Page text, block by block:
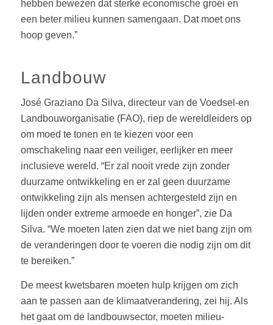
hebben bewezen dat sterke economische groei en
een beter milieu kunnen samengaan. Dat moet ons
hoop geven.”
Landbouw
José Graziano Da Silva, directeur van de Voedsel-en
Landbouworganisatie (FAO), riep de wereldleiders op
om moed te tonen en te kiezen voor een
omschakeling naar een veiliger, eerlijker en meer
inclusieve wereld. “Er zal nooit vrede zijn zonder
duurzame ontwikkeling en er zal geen duurzame
ontwikkeling zijn als mensen achtergesteld zijn en
lijden onder extreme armoede en honger”, zie Da
Silva. “We moeten laten zien dat we niet bang zijn om
de veranderingen door te voeren die nodig zijn om dit
te bereiken.”
De meest kwetsbaren moeten hulp krijgen om zich
aan te passen aan de klimaatverandering, zei hij. Als
het gaat om de landbouwsector, moeten milieu-